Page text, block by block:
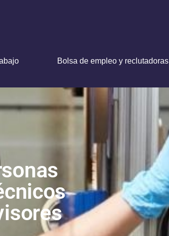
Bolsa de empleo y reclutadoras